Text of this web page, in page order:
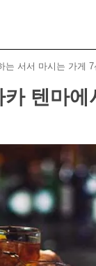
는 서서 마시는 가게 7
텐마에